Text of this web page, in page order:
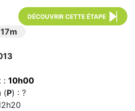
DÉCOUVRIR CETTE ÉTAPE
: 10h00
(P) : ?